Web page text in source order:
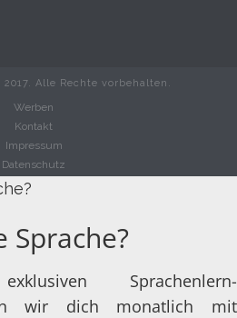
Alle Rechte vorbehalten.
Werben
Kontakt
Impressum
Datenschutz
Sprache?
Sprachenlern-
wir dich monatlich mit